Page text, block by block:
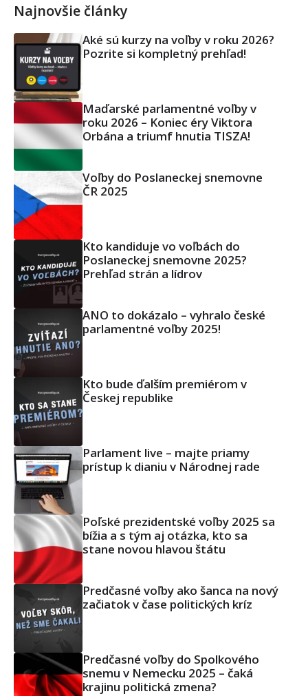
Najnovšie články
Aké sú kurzy na voľby v roku 2026?
Pozrite si kompletný prehľad!
Maďarské parlamentné voľby v
roku 2026 – Koniec éry Viktora
Orbána a triumf hnutia TISZA!
Voľby do Poslaneckej snemovne
ČR 2025
Kto kandiduje vo voľbách do
Poslaneckej snemovne 2025?
Prehľad strán a lídrov
ANO to dokázalo – vyhralo české
parlamentné voľby 2025!
Kto bude ďalším premiérom v
Českej republike
Parlament live – majte priamy
prístup k dianiu v Národnej rade
Poľské prezidentské voľby 2025 sa
bížia a s tým aj otázka, kto sa
stane novou hlavou štátu
Predčasné voľby ako šanca na nový
začiatok v čase politických kríz
Predčasné voľby do Spolkového
snemu v Nemecku 2025 – čaká
krajinu politická zmena?